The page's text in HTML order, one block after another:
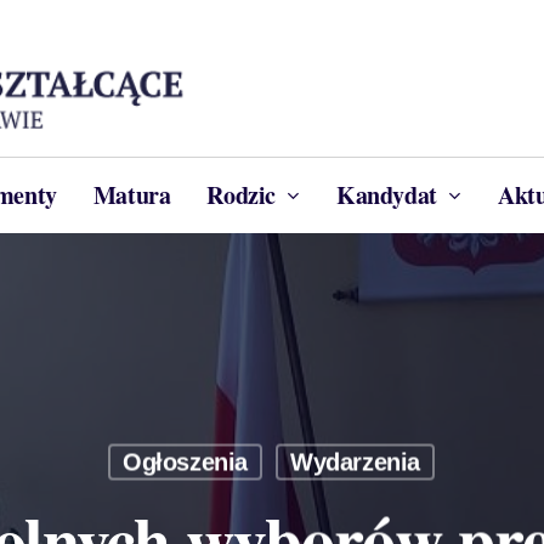
Matura Rodzic Kandydat
Ogłoszenia Wydarzenia